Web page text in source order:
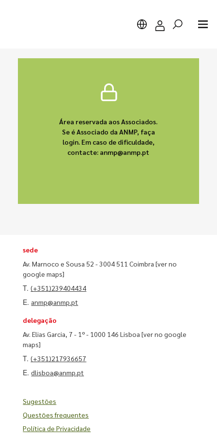
Área reservada aos Associados.
Se é Associado da ANMP, faça
login. Em caso de dificuldade,
contacte: anmp@anmp.pt
sede
Av. Marnoco e Sousa 52 - 3004 511 Coimbra[ver no
google maps]
T.(+351)239404434
E. anmp@anmp.pt
delegação
Av. Elias Garcia, 7 - 1º - 1000 146 Lisboa[ver no google
maps]
T.(+351)217936657
E.dlisboa@anmp.pt
Sugestões
Questões frequentes
Política de Privacidade